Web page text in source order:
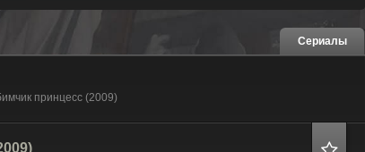
Сериалы
принцесс (2009)